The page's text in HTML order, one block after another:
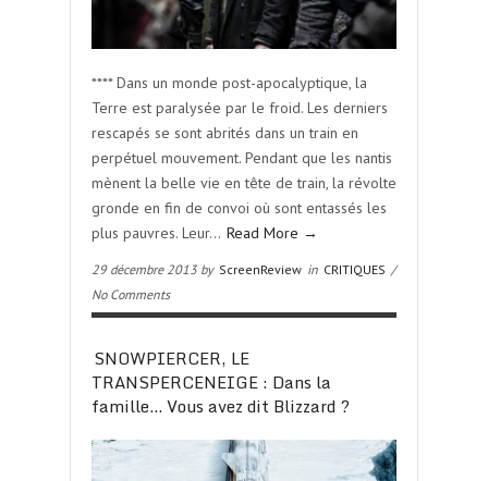
**** Dans un monde post-apocalyptique, la
Terre est paralysée par le froid. Les derniers
rescapés se sont abrités dans un train en
perpétuel mouvement. Pendant que les nantis
mènent la belle vie en tête de train, la révolte
gronde en fin de convoi où sont entassés les
plus pauvres. Leur… Read More →
29 décembre 2013 by ScreenReview in CRITIQUES /
No Comments
SNOWPIERCER, LE
TRANSPERCENEIGE : Dans la
famille… Vous avez dit Blizzard ?